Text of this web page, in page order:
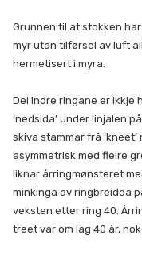
Grunnen til at stokken
myr utan tilførsel av luft
hermetisert i myra.
Dei indre ringane er ikkje
‘nedsida’ under linjalen
skiva stammar frå
asymmetrisk med fleire
liknar årringmønsteret
minkinga av ringbreidda
veksten etter ring 40.
treet var om lag 40 år,